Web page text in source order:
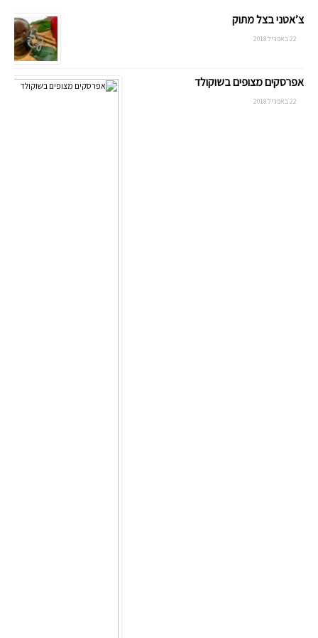
צ’אטני בצל מתוק
22 באפריל 2018
אפרסקים מצופים בשוקולד
22 באפריל 2018